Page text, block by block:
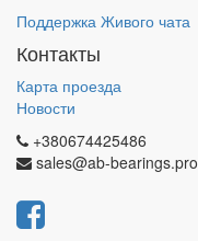
Поддержка Живого чата
Контакты
Карта проезда
Новости
+380674425486
sales@ab-bearings.pro